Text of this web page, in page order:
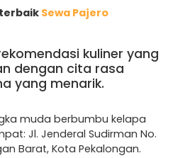
Sewa Pajero
kuliner yang
dengan cita rasa
yang menarik.
muda berbumbu kelapa
Jl. Jenderal Sudirman No.
Barat, Kota Pekalongan.